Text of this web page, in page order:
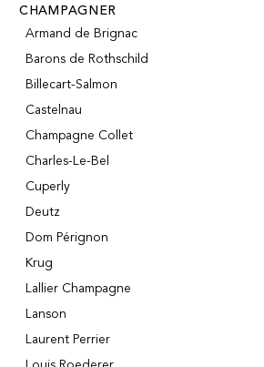
CHAMPAGNER
Armand de Brignac
Barons de Rothschild
Billecart-Salmon
Castelnau
Champagne Collet
Charles-Le-Bel
Cuperly
Deutz
Dom Pérignon
Krug
Lallier Champagne
Lanson
Laurent Perrier